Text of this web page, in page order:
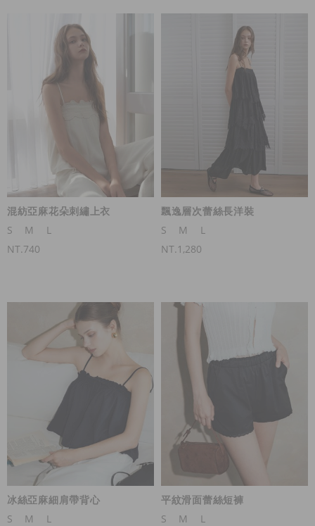
混紡亞麻花朵刺繡上衣
S
M
L
NT.740
飄逸層次蕾絲長洋裝
S
M
L
NT.1,280
冰絲亞麻細肩帶背心
S
M
L
平紋滑面蕾絲短褲
S
M
L